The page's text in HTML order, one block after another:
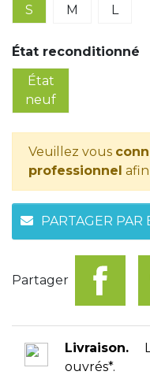
S
M L
État reconditionné
État
neuf
Veuillez vous
professionnel
PARTAGER PAR
Partager
Livraison.
ouvrés*.